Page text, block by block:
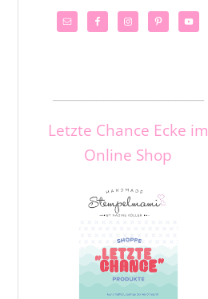
Letzte Chance Ecke im
Online Shop